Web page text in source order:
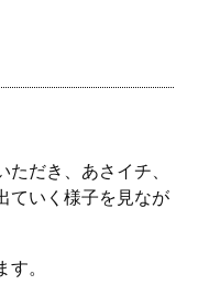
だき、あさイチ、
ていく様子を見なが
。